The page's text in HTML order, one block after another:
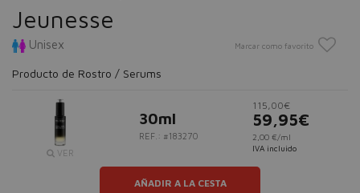
Jeunesse
Unisex Marcar como favorito
Producto de Rostro / Serums
VER
30ml
REF.: #183270
115,00€
59,95€
2,00 €/ml
IVA incluido
AÑADIR A LA CESTA